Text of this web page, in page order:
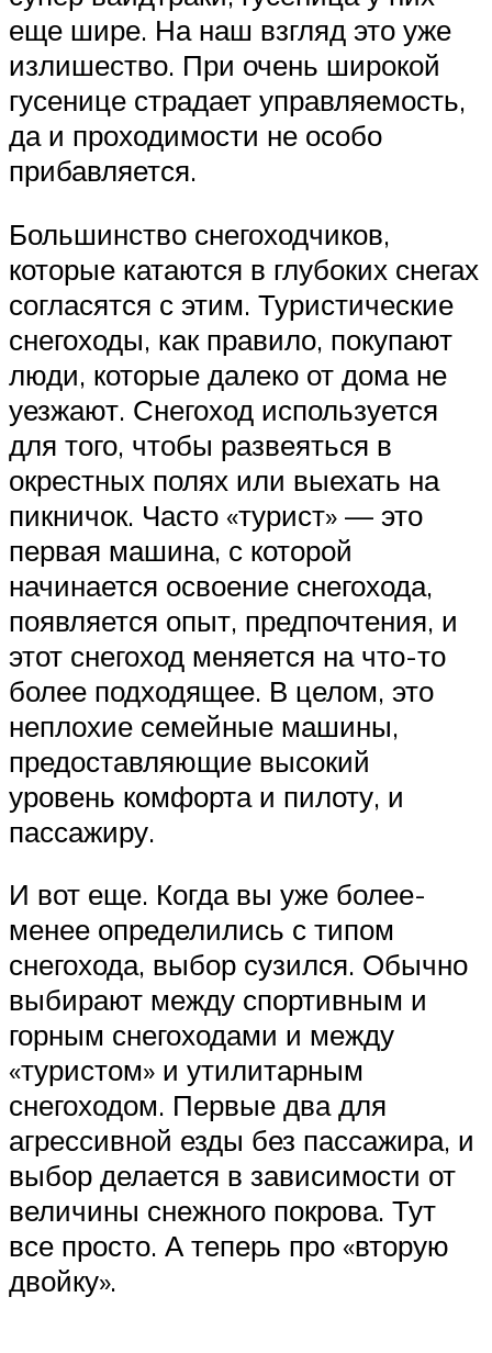
еще шире. На наш взгляд это уже
излишество. При очень широкой
гусенице страдает управляемость,
да и проходимости не особо
прибавляется.
Большинство снегоходчиков,
которые катаются в глубоких снегах
согласятся с этим. Туристические
снегоходы, как правило, покупают
люди, которые далеко от дома не
уезжают. Снегоход используется
для того, чтобы развеяться в
окрестных полях или выехать на
пикничок. Часто «турист» — это
первая машина, с которой
начинается освоение снегохода,
появляется опыт, предпочтения, и
этот снегоход меняется на что-то
более подходящее. В целом, это
неплохие семейные машины,
предоставляющие высокий
уровень комфорта и пилоту, и
пассажиру.
И вот еще. Когда вы уже более-
менее определились с типом
снегохода, выбор сузился. Обычно
выбирают между спортивным и
горным снегоходами и между
«туристом» и утилитарным
снегоходом. Первые два для
агрессивной езды без пассажира, и
выбор делается в зависимости от
величины снежного покрова. Тут
все просто. А теперь про «вторую
двойку».